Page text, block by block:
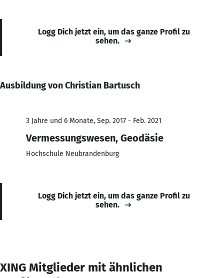
Logg Dich jetzt ein, um das ganze Profil zu
sehen.
Ausbildung von Christian Bartusch
3 Jahre und 6 Monate, Sep. 2017 - Feb. 2021
Vermessungswesen, Geodäsie
Hochschule Neubrandenburg
Logg Dich jetzt ein, um das ganze Profil zu
sehen.
XING Mitglieder mit ähnlichen